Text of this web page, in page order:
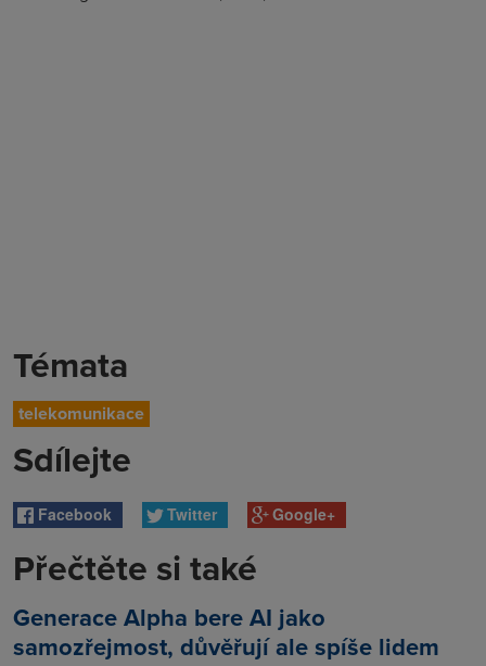
Témata
telekomunikace
Sdílejte
Facebook Twitter Google+
Přečtěte si také
Generace Alpha bere AI jako
samozřejmost, důvěřují ale spíše lidem